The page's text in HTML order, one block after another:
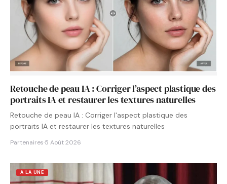
Retouche de peau IA : Corriger l’aspect plastique des
portraits IA et restaurer les textures naturelles
Retouche de peau IA : Corriger l'aspect plastique des
portraits IA et restaurer les textures naturelles
Partenaires·5 Août 2026
A LA UNE